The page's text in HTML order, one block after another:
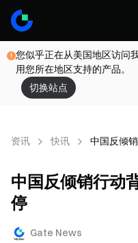
您似乎正在从美国地区访问
用您所在地区支持的产品。
切换站点
资讯 快讯 中国反倾
中国反倾销行动
停
Gate News